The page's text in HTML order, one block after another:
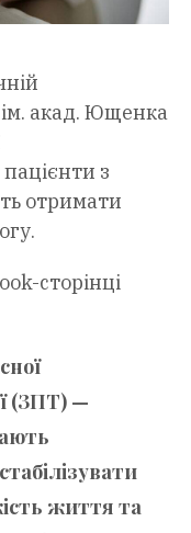
ім. акад. Ющенка
з
отримати
сторінці
(ЗПТ) —
життя та